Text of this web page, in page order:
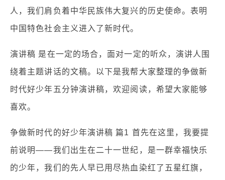
人，我们肩负着中华民族伟大复兴的历史使命。表明
中国特色社会主义进入了新时代。
演讲稿 是在一定的场合，面对一定的听众，演讲人围
绕着主题讲话的文稿。以下是我帮大家整理的争做新
时代好少年五分钟演讲稿，欢迎阅读，希望大家能够
喜欢。
争做新时代的好少年演讲稿 篇1 首先在这里，我要提
前说明——我们出生在二十一世纪，是一群幸福快乐
的少年，我们的先人早已用尽热血染红了五星红旗，